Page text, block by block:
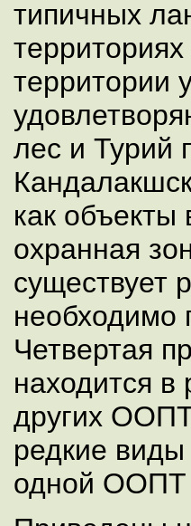
типичных
территории
лес и Турий
как объекты
охранная
существует
необходимо
Четвертая
находится в
других
редкие
одной ООПТ